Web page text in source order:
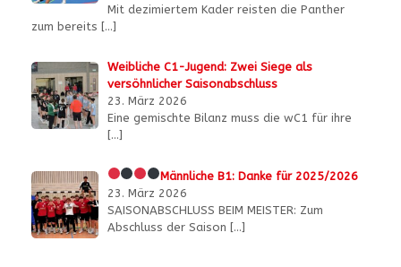
Mit dezimiertem Kader reisten die Panther
zum bereits […]
Weibliche C1-Jugend: Zwei Siege als
versöhnlicher Saisonabschluss
23. März 2026
Eine gemischte Bilanz muss die wC1 für ihre
[…]
Männliche B1: Danke für 2025/2026
23. März 2026
SAISONABSCHLUSS BEIM MEISTER: Zum
Abschluss der Saison […]